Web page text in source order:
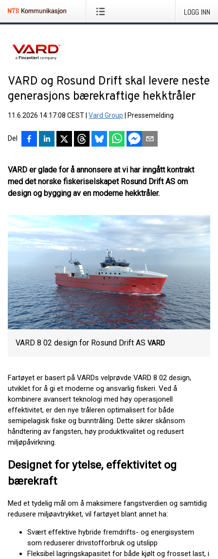
LOGG INN
VARD og Rosund Drift skal levere neste
generasjons bærekraftige hekktråler
11.6.2026 14:17:08 CEST Vard Group Pressemelding
Del
VARD er glade for å annonsere at vi har inngått kontrakt
med det norske fiskeriselskapet Rosund Drift AS om
design og bygging av en moderne hekktråler.
VARD 8 02 design for Rosund Drift AS VARD
Fartøyet er basert på VARDs velprøvde VARD 8 02 design,
utviklet for å gi et moderne og ansvarlig fiskeri. Ved å
kombinere avansert teknologi med høy operasjonell
effektivitet, er den nye tråleren optimalisert for både
semipelagisk fiske og bunntråling. Dette sikrer skånsom
håndtering av fangsten, høy produktkvalitet og redusert
miljøpåvirkning.
Designet for ytelse, effektivitet og
bærekraft
Med et tydelig mål om å maksimere fangstverdien og samtidig
redusere miljøavtrykket, vil fartøyet blant annet ha:
Svært effektive hybride fremdrifts- og energisystem
som reduserer drivstofforbruk og utslipp
Fleksibel lagringskapasitet for både kjølt og frosset last, i